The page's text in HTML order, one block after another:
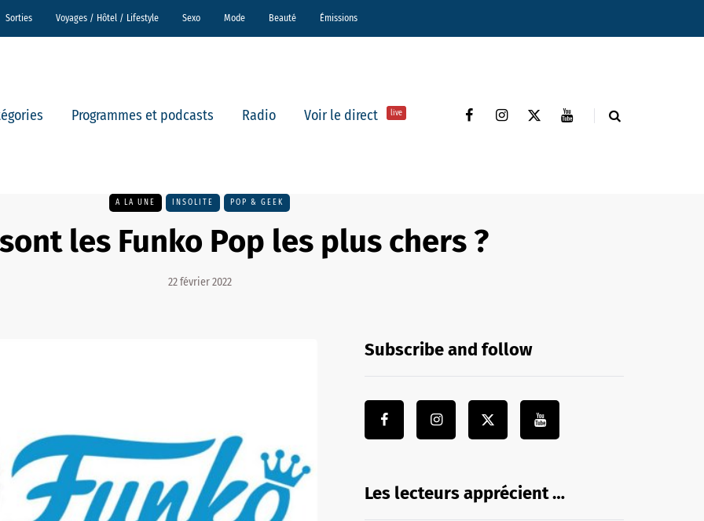
Sorties Voyages / Hôtel / Lifestyle Sexo Mode Beauté Émissions
Programmes et podcasts Radio Voir le direct live
A LA UNE INSOLITE POP & GEEK
les Funko Pop les plus chers ?
22 février 2022
Subscribe and follow
Les lecteurs apprécient …